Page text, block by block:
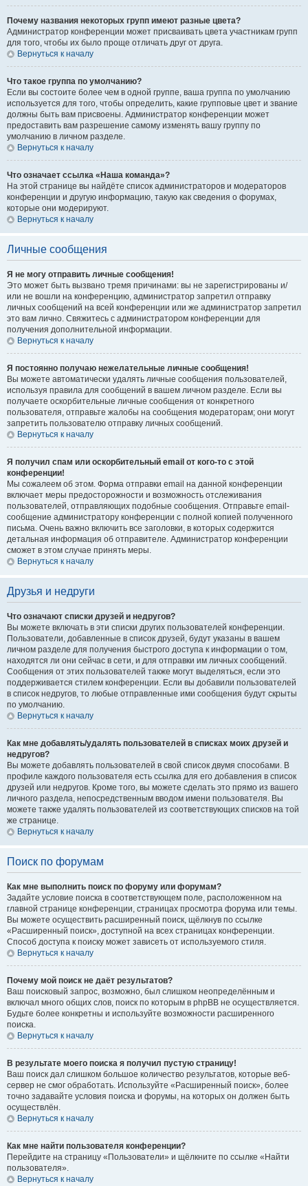
Почему названия некоторых групп имеют разные цвета?
Администратор конференции может присваивать цвета участникам групп
для того, чтобы их было проще отличать друг от друга.
Вернуться к началу
Что такое группа по умолчанию?
Если вы состоите более чем в одной группе, ваша группа по умолчанию
используется для того, чтобы определить, какие групповые цвет и звание
должны быть вам присвоены. Администратор конференции может
предоставить вам разрешение самому изменять вашу группу по
умолчанию в личном разделе.
Вернуться к началу
Что означает ссылка «Наша команда»?
На этой странице вы найдёте список администраторов и модераторов
конференции и другую информацию, такую как сведения о форумах,
которые они модерируют.
Вернуться к началу
Личные сообщения
Я не могу отправить личные сообщения!
Это может быть вызвано тремя причинами: вы не зарегистрированы и/
или не вошли на конференцию, администратор запретил отправку
личных сообщений на всей конференции или же администратор запретил
это вам лично. Свяжитесь с администратором конференции для
получения дополнительной информации.
Вернуться к началу
Я постоянно получаю нежелательные личные сообщения!
Вы можете автоматически удалять личные сообщения пользователей,
используя правила для сообщений в вашем личном разделе. Если вы
получаете оскорбительные личные сообщения от конкретного
пользователя, отправьте жалобы на сообщения модераторам; они могут
запретить пользователю отправку личных сообщений.
Вернуться к началу
Я получил спам или оскорбительный email от кого-то с этой
конференции!
Мы сожалеем об этом. Форма отправки email на данной конференции
включает меры предосторожности и возможность отслеживания
пользователей, отправляющих подобные сообщения. Отправьте email-
сообщение администратору конференции с полной копией полученного
письма. Очень важно включить все заголовки, в которых содержится
детальная информация об отправителе. Администратор конференции
сможет в этом случае принять меры.
Вернуться к началу
Друзья и недруги
Что означают списки друзей и недругов?
Вы можете включать в эти списки других пользователей конференции.
Пользователи, добавленные в список друзей, будут указаны в вашем
личном разделе для получения быстрого доступа к информации о том,
находятся ли они сейчас в сети, и для отправки им личных сообщений.
Сообщения от этих пользователей также могут выделяться, если это
поддерживается стилем конференции. Если вы добавили пользователей
в список недругов, то любые отправленные ими сообщения будут скрыты
по умолчанию.
Вернуться к началу
Как мне добавлять/удалять пользователей в списках моих друзей и
недругов?
Вы можете добавлять пользователей в свой список двумя способами. В
профиле каждого пользователя есть ссылка для его добавления в список
друзей или недругов. Кроме того, вы можете сделать это прямо из вашего
личного раздела, непосредственным вводом имени пользователя. Вы
можете также удалять пользователей из соответствующих списков на той
же странице.
Вернуться к началу
Поиск по форумам
Как мне выполнить поиск по форуму или форумам?
Задайте условие поиска в соответствующем поле, расположенном на
главной странице конференции, страницах просмотра форума или темы.
Вы можете осуществить расширенный поиск, щёлкнув по ссылке
«Расширенный поиск», доступной на всех страницах конференции.
Способ доступа к поиску может зависеть от используемого стиля.
Вернуться к началу
Почему мой поиск не даёт результатов?
Ваш поисковый запрос, возможно, был слишком неопределённым и
включал много общих слов, поиск по которым в phpBB не осуществляется.
Будьте более конкретны и используйте возможности расширенного
поиска.
Вернуться к началу
В результате моего поиска я получил пустую страницу!
Ваш поиск дал слишком большое количество результатов, которые веб-
сервер не смог обработать. Используйте «Расширенный поиск», более
точно задавайте условия поиска и форумы, на которых он должен быть
осуществлён.
Вернуться к началу
Как мне найти пользователя конференции?
Перейдите на страницу «Пользователи» и щёлкните по ссылке «Найти
пользователя».
Вернуться к началу